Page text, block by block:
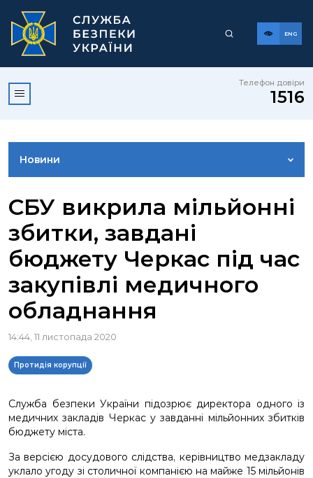
ENG
Телефон довіри
1516
Новини
ВІДЕОГАЛЕРЕЯ
КОНТАКТИ ПРЕСЦЕНТРУ
СБУ викрила мільйонні
збитки, завдані
бюджету Черкас під час
закупівлі медичного
обладнання
14:44, 11 листопада 2020
Протидія корупції
Служба безпеки України підозрює директора одного із
медичних закладів Черкас у завданні мільйонних збитків
бюджету міста.
За версією досудового слідства, керівництво медзакладу
уклало угоду зі столичної компанією на майже 15 мільйонів